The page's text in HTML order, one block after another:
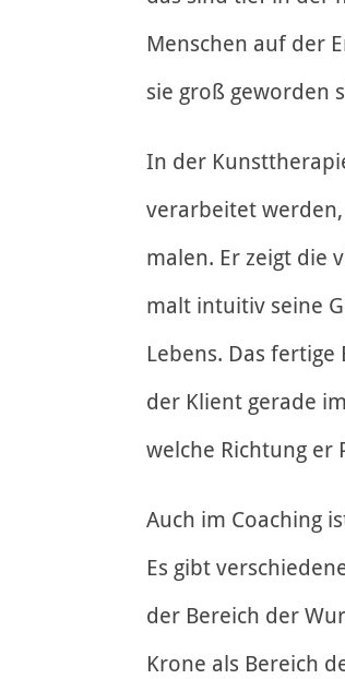
Menschen auf der
sie groß geworden
In der
verarbeitet
malen. Er zeigt die
malt intuitiv seine
Lebens. Das
der Klient gerade
welche Richtung er
Auch im Coaching
Es gibt
der Bereich der
Krone als Bereich